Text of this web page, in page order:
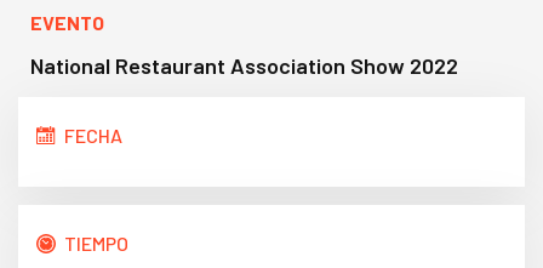
EVENTO
National Restaurant Association Show 2022
FECHA
TIEMPO